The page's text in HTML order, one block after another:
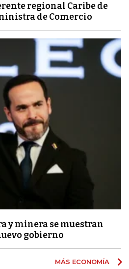
regional Caribe de
de Comercio
y minera se muestran
gobierno
MÁS ECONOMÍA